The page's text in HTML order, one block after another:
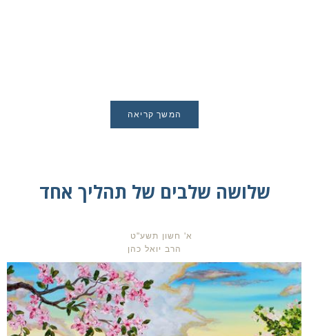
המשך קריאה
שלושה שלבים של תהליך אחד
א' חשון תשע"ט
הרב יואל כהן